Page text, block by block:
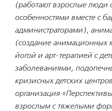
(работают взрослые люди
особенностями вместе с
администраторами),
(создание анимационных
йогой и арт-терапией с
заболеваниями,
кризисных детских
организация
взрослым с тяжелыми